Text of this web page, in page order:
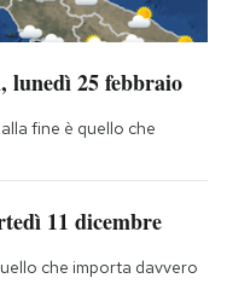
lunedì 25 febbraio
fine è quello che
11 dicembre
che importa davvero